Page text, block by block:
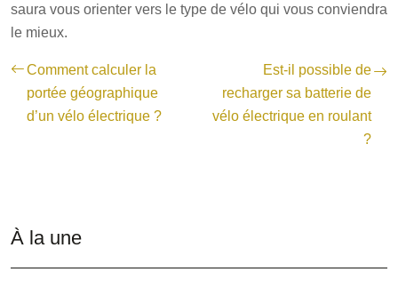
saura vous orienter vers le type de vélo qui vous conviendra
le mieux.
Comment calculer la
portée géographique
d’un vélo électrique ?
Est-il possible de
recharger sa batterie de
vélo électrique en roulant
?
À la une